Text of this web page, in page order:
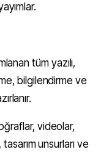
tüm yazılı,
bilgilendirme ve
videolar,
unsurları ve